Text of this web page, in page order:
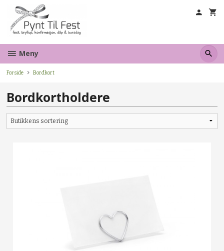
innholdet
Meny
Forside Bordkort
Bordkortholdere